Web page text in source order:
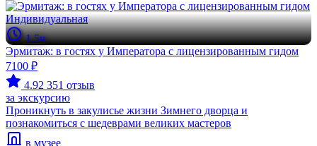
Индивидуальная
1.5ч
Эрмитаж: в гостях у Императора с лицензированным гидом
7100 ₽
4.92 351 отзыв
за экскурсию
Проникнуть в закулисье жизни Зимнего дворца и
познакомиться с шедеврами великих мастеров
в музее